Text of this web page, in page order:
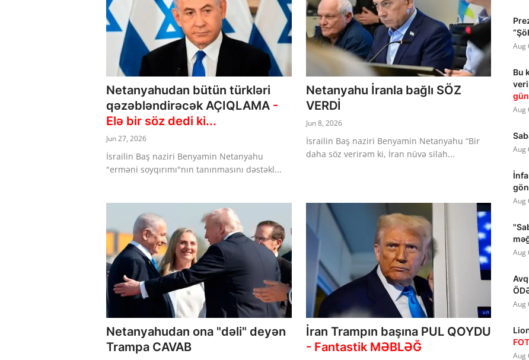
Netanyahudan bütün türkləri
qəzəbləndirəcək AÇIQLAMA -
Elə bir söz dedi ki...
Jun 27, 2026
İsrailin Baş naziri Benyamin Netanyahu
"erməni soyqırımı"nın tanınmasını dəstəkl...
Netanyahu İranla bağlı SÖZ
VERDİ
Jun 8, 2026
İsrailin Baş naziri Benyamin Netanyahu “Bir
daha söz verirəm ki, İran nüvə silah...
Netanyahudan ona "dəli" deyən
Trampa CAVAB
İran Trampın başına PUL QOYDU
- Fantastik MƏBLƏĞ
Aug
Bu
Aug
Aug
Aug
Aug
Aug
Aug